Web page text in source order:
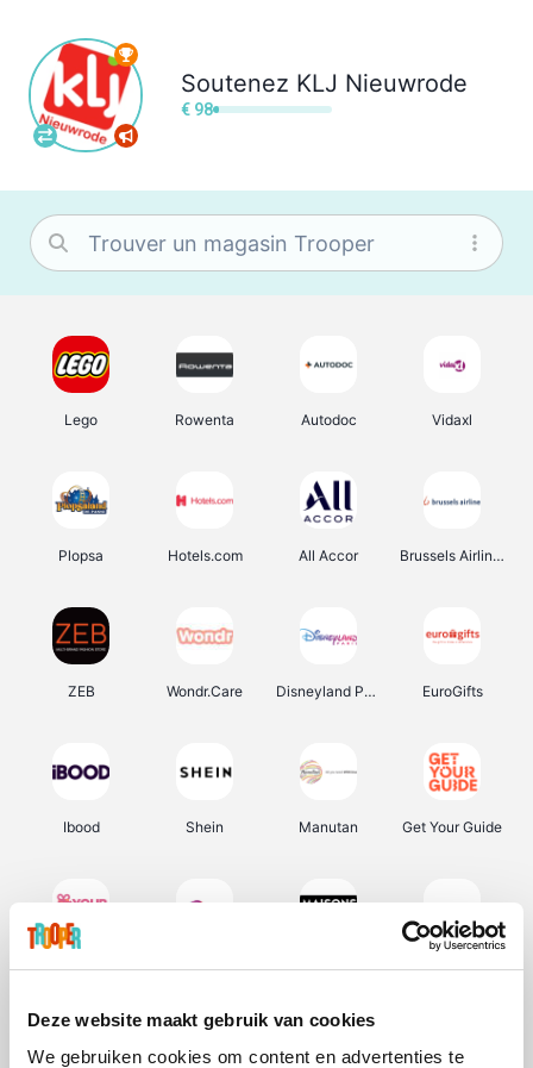
Deze website maakt gebruik van cookies
We gebruiken cookies om content en advertenties te
Soutenez KLJ Nieuwrode
€ 98
Lego Rowenta Autodoc Vidaxl
Plopsa Hotels.com All Accor Brussels Airlines
ZEB Wondr.Care Disneyland Paris EuroGifts
Ibood Shein Manutan Get Your Guide